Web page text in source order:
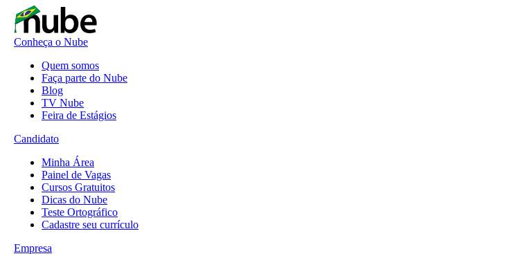
Conheça o Nube
Quem somos
Faça parte do Nube
Blog
TV Nube
Feira de Estágios
Candidato
Minha Área
Painel de Vagas
Cursos Gratuitos
Dicas do Nube
Teste Ortográfico
Cadastre seu currículo
Empresa